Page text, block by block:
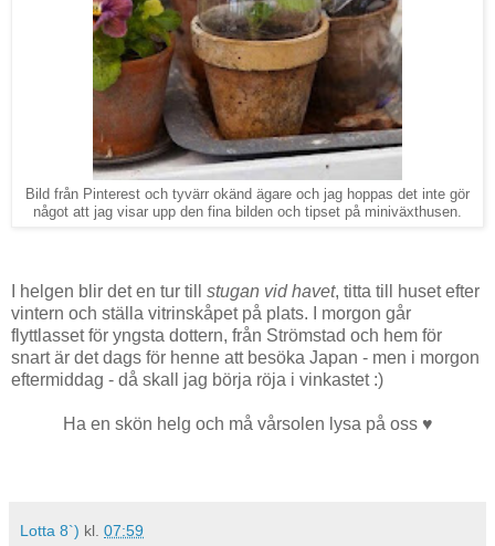
Bild från Pinterest och tyvärr okänd ägare och jag hoppas det inte gör
något att jag visar upp den fina bilden och tipset på miniväxthusen.
I helgen blir det en tur till stugan vid havet, titta till huset efter
vintern och ställa vitrinskåpet på plats. I morgon går
flyttlasset för yngsta dottern, från Strömstad och hem för
snart är det dags för henne att besöka Japan - men i morgon
eftermiddag - då skall jag börja röja i vinkastet :)
Ha en skön helg och må vårsolen lysa på oss ♥
Lotta 8`) kl. 07:59